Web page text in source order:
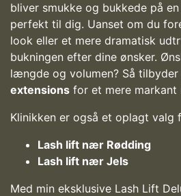
bliver smukke og bukkede på
perfekt til dig. Uanset om du
look eller et mere dramatisk
bukningen efter dine ønsker.
længde og volumen? Så tilbyder
extensions for et mere markant
Klinikken er også et oplagt valg
Lash lift nær Rødding
Lash lift nær Jels
Med min eksklusive Lash Lift